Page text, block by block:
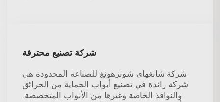
شركة تصنيع محترفة
شركة شانغهاي شونزهونغ للصناعة المحدودة هي
شركة رائدة في تصنيع أبواب الحماية من الحرائق
والنوافذ الخاصة وغيرها من الأبواب المتخصصة.